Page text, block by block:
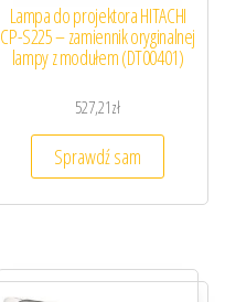
Lampa do projektora HITACHI
CP-S225 – zamiennik oryginalnej
lampy z modułem (DT00401)
527,21zł
Sprawdź sam